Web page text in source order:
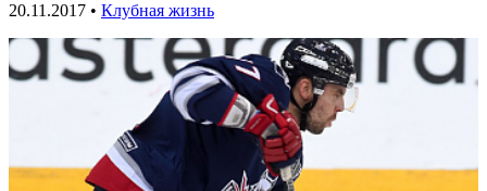
20.11.2017 • Клубная жизнь